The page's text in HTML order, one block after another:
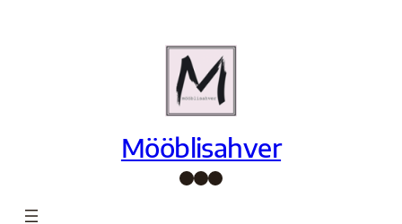
Mööblisahver
Facebook InstagramPinterest